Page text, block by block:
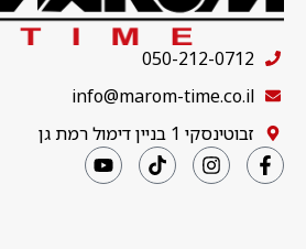
050-212-0712
info@marom-time.co.il
זבוטינסקי 1 בניין דימול רמת גן